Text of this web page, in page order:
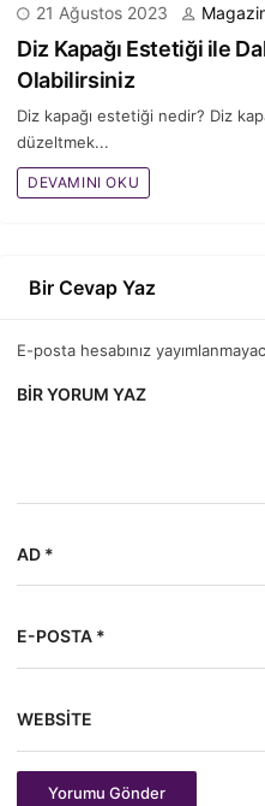
21 Ağustos 2023
Diz Kapağı Estetiği ile
Olabilirsiniz
Diz kapağı estetiği nedir? Diz
düzeltmek...
DEVAMINI OKU
Bir Cevap Yaz
E-posta hesabınız
BIR YORUM YAZ
AD *
E-POSTA *
WEBSITE
Yorumu Gönder